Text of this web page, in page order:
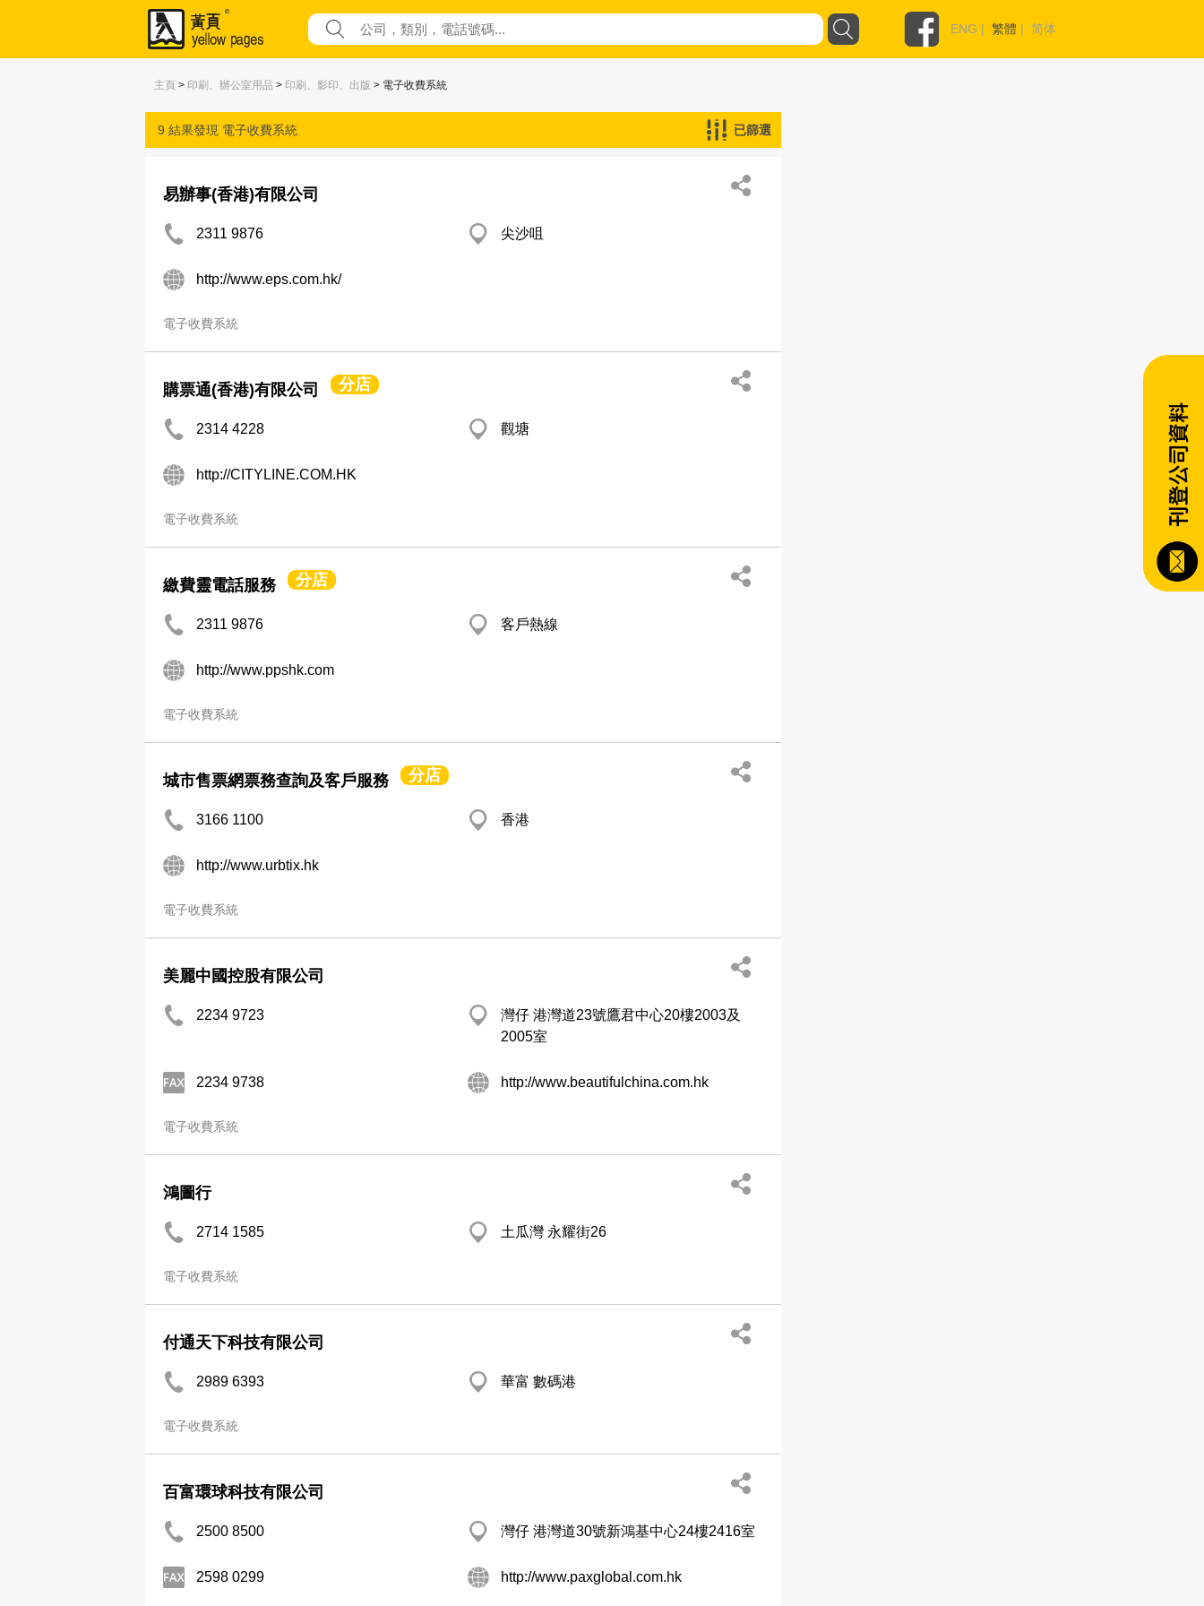
ENG | 繁體 | 简体
主頁 > 印刷、辦公室用品 > 印刷、影印、出版 > 電子收費系統
9 結果發現 電子收費系統 已篩選
易辦事(香港)有限公司
2311 9876 尖沙咀
http://www.eps.com.hk/
電子收費系統
購票通(香港)有限公司 分店
2314 4228 觀塘
http://CITYLINE.COM.HK
電子收費系統
繳費靈電話服務 分店
2311 9876 客戶熱線
http://www.ppshk.com
電子收費系統
城市售票網票務查詢及客戶服務 分店
3166 1100 香港
http://www.urbtix.hk
電子收費系統
美麗中國控股有限公司
2234 9723
灣仔 港灣道23號鷹君中心20樓2003及
2005室
2234 9738 http://www.beautifulchina.com.hk
電子收費系統
鴻圖行
2714 1585 土瓜灣 永耀街26
電子收費系統
付通天下科技有限公司
2989 6393 華富 數碼港
電子收費系統
百富環球科技有限公司
2500 8500 灣仔 港灣道30號新鴻基中心24樓2416室
2598 0299 http://www.paxglobal.com.hk